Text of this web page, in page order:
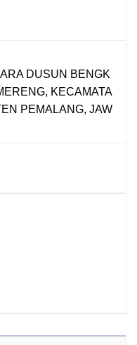
DUSUN BENGK
KECAMATA
PEMALANG, JAW